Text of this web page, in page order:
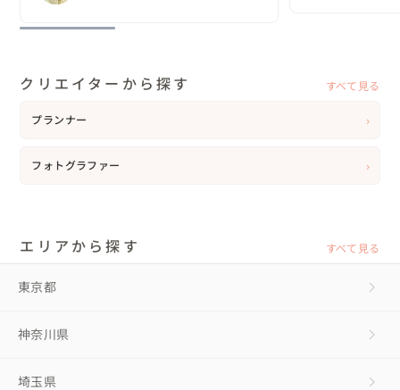
クリエイターから探す すべて見る
プランナー ›
フォトグラファー ›
エリアから探す すべて見る
東京都
神奈川県
埼玉県